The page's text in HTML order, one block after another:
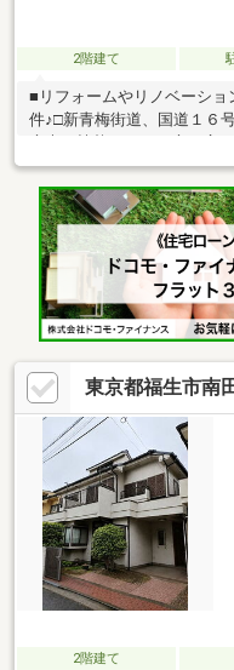
2階建て
■リフォームやリノベーシ
件♪□新青梅街道、国道１６
為、静かな住環境です！■
お買い物にも便利な立地
ォーム済みの箇所多々あり
東京都福生市南
2階建て